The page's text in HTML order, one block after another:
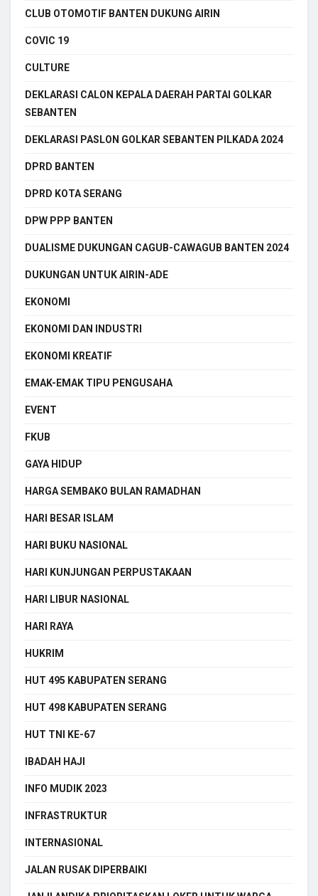
CLUB OTOMOTIF BANTEN DUKUNG AIRIN
COVIC 19
CULTURE
DEKLARASI CALON KEPALA DAERAH PARTAI GOLKAR
SEBANTEN
DEKLARASI PASLON GOLKAR SEBANTEN PILKADA 2024
DPRD BANTEN
DPRD KOTA SERANG
DPW PPP BANTEN
DUALISME DUKUNGAN CAGUB-CAWAGUB BANTEN 2024
DUKUNGAN UNTUK AIRIN-ADE
EKONOMI
EKONOMI DAN INDUSTRI
EKONOMI KREATIF
EMAK-EMAK TIPU PENGUSAHA
EVENT
FKUB
GAYA HIDUP
HARGA SEMBAKO BULAN RAMADHAN
HARI BESAR ISLAM
HARI BUKU NASIONAL
HARI KUNJUNGAN PERPUSTAKAAN
HARI LIBUR NASIONAL
HARI RAYA
HUKRIM
HUT 495 KABUPATEN SERANG
HUT 498 KABUPATEN SERANG
HUT TNI KE-67
IBADAH HAJI
INFO MUDIK 2023
INFRASTRUKTUR
INTERNASIONAL
JALAN RUSAK DIPERBAIKI